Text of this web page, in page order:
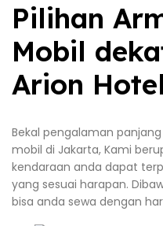
Pilihan
Mobil
Arion Hotel
Bekal pengalaman
mobil di Jakarta, Kami
kendaraan anda dapat
yang sesuai harapan.
bisa anda sewa dengan